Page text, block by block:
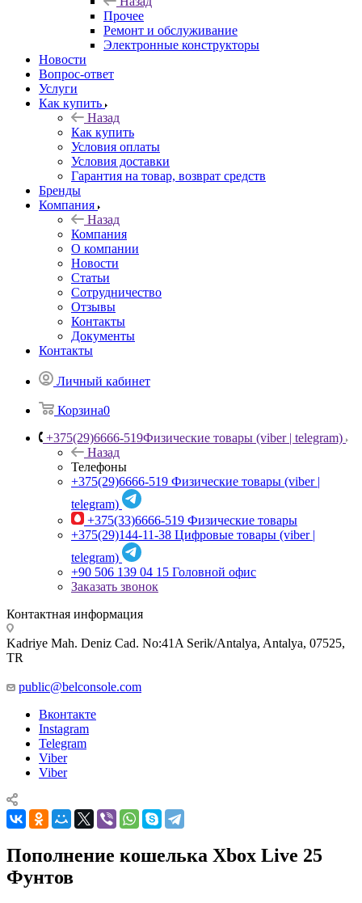
Прочее
Ремонт и обслуживание
Электронные конструкторы
Новости
Вопрос-ответ
Услуги
Как купить
Назад
Как купить
Условия оплаты
Условия доставки
Гарантия на товар, возврат средств
Бренды
Компания
Назад
Компания
О компании
Новости
Статьи
Сотрудничество
Отзывы
Контакты
Документы
Контакты
Личный кабинет
Корзина0
+375(29)6666-519Физические товары (viber | telegram)
Назад
Телефоны
+375(29)6666-519 Физические товары (viber |
telegram)
+375(33)6666-519 Физические товары
+375(29)144-11-38 Цифровые товары (viber |
telegram)
+90 506 139 04 15 Головной офис
Заказать звонок
Контактная информация
Kadriye Mah. Deniz Cad. No:41A Serik/Antalya, Antalya, 07525,
TR
public@belconsole.com
Вконтакте
Instagram
Telegram
Viber
Viber
Пополнение кошелька Xbox Live 25
Фунтов